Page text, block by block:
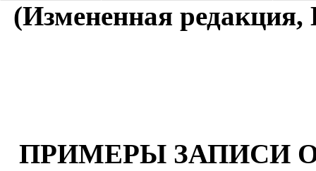
(Измененная
ПРИМЕРЫ ЗАПИСИ